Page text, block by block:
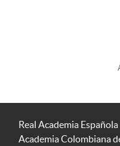
Real Academia Española
Academia Colombiana